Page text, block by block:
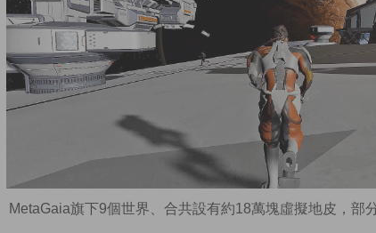
MetaGaia旗下9個世界、合共設有約18萬塊虛擬地皮，部